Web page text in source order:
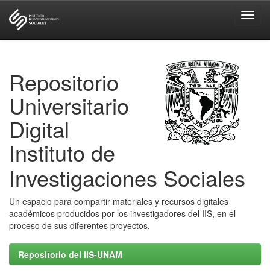
Repositorio
Universitario
Digital
Instituto de
Investigaciones Sociales
Un espacio para compartir materiales y recursos digitales
académicos producidos por los investigadores del IIS, en el
proceso de sus diferentes proyectos.
Repositorio del IIS-UNAM